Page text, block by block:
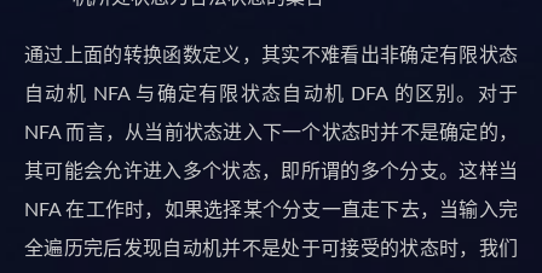
通过上面的转换函数定义，其实不难看出非确定有限状态
自动机 NFA 与确定有限状态自动机 DFA 的区别。对于
NFA 而言，从当前状态进入下一个状态时并不是确定的，
其可能会允许进入多个状态，即所谓的多个分支。这样当
NFA 在工作时，如果选择某个分支一直走下去，当输入完
全遍历完后发现自动机并不是处于可接受的状态时，我们